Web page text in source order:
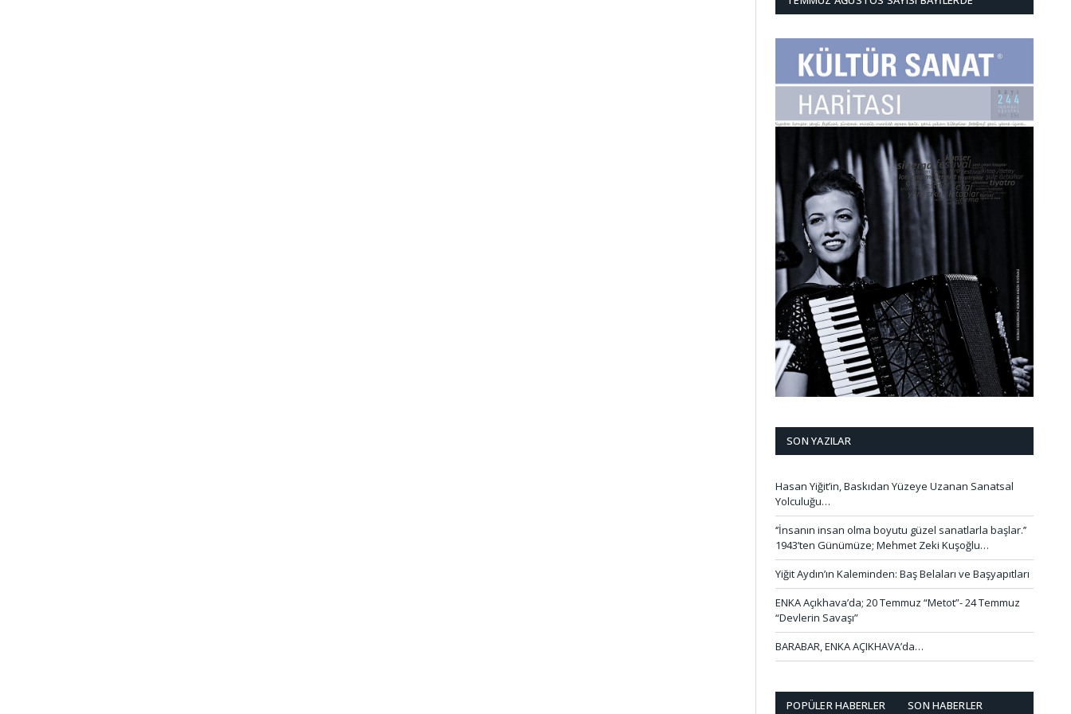
SON YAZILAR
Hasan Yiğit’in, Baskıdan Yüzeye Uzanan Sanatsal
Yolculuğu…
‘’İnsanın insan olma boyutu güzel sanatlarla başlar.’’
1943’ten Günümüze; Mehmet Zeki Kuşoğlu…
Yiğit Aydın’ın Kaleminden: Baş Belaları ve Başyapıtları
ENKA Açıkhava’da; 20 Temmuz “Metot”- 24 Temmuz
“Devlerin Savaşı”
BARABAR, ENKA AÇIKHAVA’da…
POPÜLER HABERLER SON HABERLER